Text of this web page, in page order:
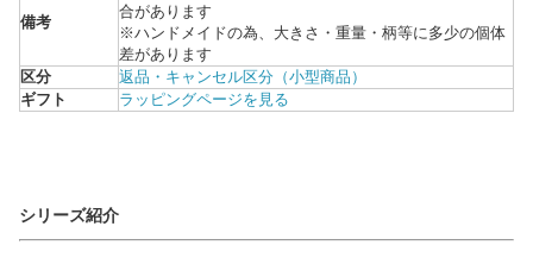
備考
合があります
※ハンドメイドの為、大きさ・重量・柄等に多少の個体
差があります
区分
返品・キャンセル区分（小型商品）
ギフト
ラッピングページを見る
シリーズ紹介